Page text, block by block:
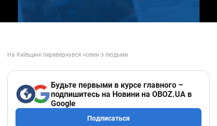
Будьте первыми в курсе главного –
подпишитесь на Новини на OBOZ.UA в
Google
Подписаться